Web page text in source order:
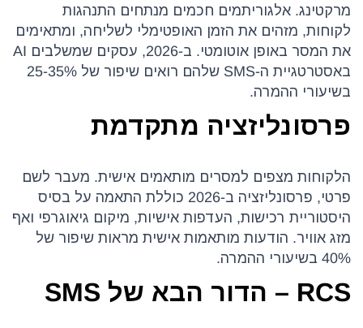
מרקטינג. אלגוריתמים חכמים מנתחים התנהגות
לקוחות, מזהים את הזמן האופטימלי לשליחה, ומתאימים
את המסר באופן אוטומטי. ב-2026, עסקים שמשלבים AI
באסטרטגיית ה-SMS שלהם רואים שיפור של 25-35%
בשיעורי ההמרה.
פרסונליזציה מתקדמת
הלקוחות מצפים למסרים מותאמים אישית. מעבר לשם
פרטי, פרסונליזציה ב-2026 כוללת התאמה על בסיס
היסטוריית רכישות, העדפות אישיות, מיקום גיאוגרפי ואף
מזג אוויר. הודעות מותאמות אישית מראות שיפור של
40% בשיעורי ההמרה.
RCS – הדור הבא של SMS